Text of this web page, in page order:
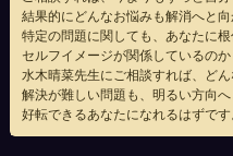
結果的にどんなお悩みも解消へと向
特定の問題に関しても、あなたに
セルフイメージが関係しているのか
水木晴菜先生にご相談すれば、どん
解決が難しい問題も、明るい方向へ
好転できるあなたになれるはずです